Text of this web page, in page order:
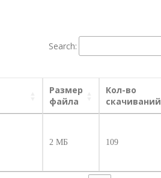
Search:
Размер
файла
Кол-во
скачиваний
2 МБ 109